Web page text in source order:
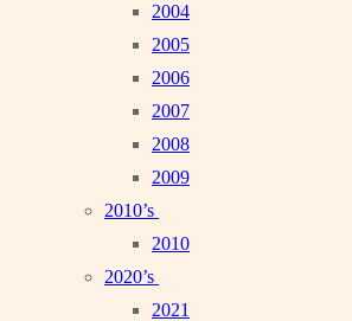
2004
2005
2006
2007
2008
2009
2010’s
2010
2020’s
2021